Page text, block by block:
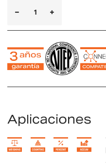
Aplicaciones